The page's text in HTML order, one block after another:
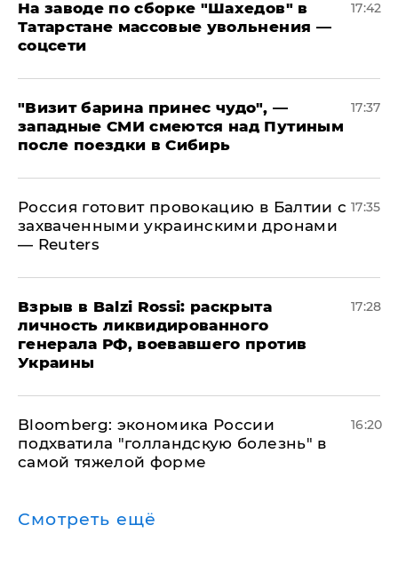
На заводе по сборке "Шахедов" в
Татарстане массовые увольнения —
соцсети
17:42
"Визит барина принес чудо", —
западные СМИ смеются над Путиным
после поездки в Сибирь
17:37
​Россия готовит провокацию в Балтии с
захваченными украинскими дронами
— Reuters
17:35
​Взрыв в Balzi Rossi: раскрыта
личность ликвидированного
генерала РФ, воевавшего против
Украины
17:28
Bloomberg: экономика России
подхватила "голландскую болезнь" в
самой тяжелой форме
16:20
Смотреть ещё